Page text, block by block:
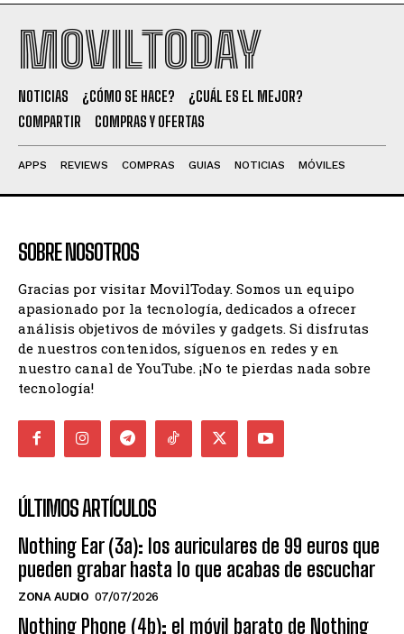
MOVILTODAY
NOTICIAS ¿CÓMO SE HACE?
¿CUÁL ES EL MEJOR?
COMPARTIR
COMPRAS Y OFERTAS
APPS REVIEWS COMPRAS GUIAS NOTICIAS MÓVILES
SOBRE NOSOTROS
Gracias por visitar MovilToday. Somos un equipo
apasionado por la tecnología, dedicados a ofrecer
análisis objetivos de móviles y gadgets. Si disfrutas
de nuestros contenidos, síguenos en redes y en
nuestro canal de YouTube. ¡No te pierdas nada sobre
tecnología!
ÚLTIMOS ARTÍCULOS
Nothing Ear (3a): los auriculares de 99 euros que
pueden grabar hasta lo que acabas de escuchar
ZONA AUDIO 07/07/2026
Nothing Phone (4b): el móvil barato de Nothing